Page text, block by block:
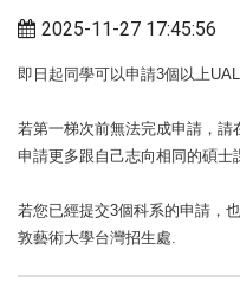
2025-11-27 17:45:56
即日起同學可以申請3個以上UAL
若第一梯次前無法完成申請，請
申請更多跟自己志向相同的碩士
若您已經提交3個科系的申請，
敦藝術大學台灣招生處.